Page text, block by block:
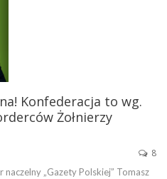
Konfederacja to wg.
Żołnierzy
8
„Gazety Polskiej” Tomasz